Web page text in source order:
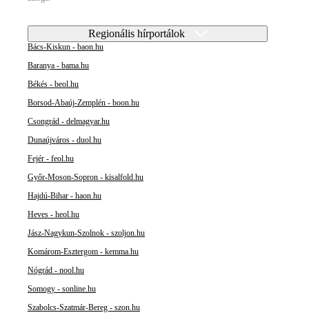
Regionális hírportálok
Bács-Kiskun - baon.hu
Baranya - bama.hu
Békés - beol.hu
Borsod-Abaúj-Zemplén - boon.hu
Csongrád - delmagyar.hu
Dunaújváros - duol.hu
Fejér - feol.hu
Győr-Moson-Sopron - kisalfold.hu
Hajdú-Bihar - haon.hu
Heves - heol.hu
Jász-Nagykun-Szolnok - szoljon.hu
Komárom-Esztergom - kemma.hu
Nógrád - nool.hu
Somogy - sonline.hu
Szabolcs-Szatmár-Bereg - szon.hu